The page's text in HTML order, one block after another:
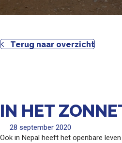
Terug naar overzicht
IN HET
28 september 2020
Ook in Nepal heeft het openbare